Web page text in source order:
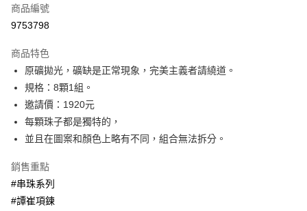
超商取貨付款
Apple Pay
街口支付
悠遊付
ATM付款
全家取貨付款
商品編號
9753798
商品特色
原礦拋光，礦缺是正常現象，完美主義者請繞道。
規格：8顆1組。
邀請價：1920元
每顆珠子都是獨特的，
並且在圖案和顏色上略有不同，組合無法拆分。
銷售重點
#串珠系列
#譚崔項鍊